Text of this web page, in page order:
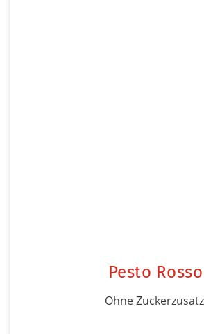
Pesto Rosso
Ohne